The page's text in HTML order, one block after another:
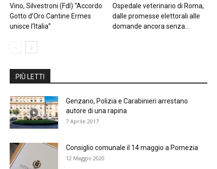
Vino, Silvestroni (FdI) “Accordo
Gotto d’Oro Cantine Ermes
unisce l’Italia”
Ospedale veterinario di Roma,
dalle promesse elettorali alle
domande ancora senza...
PIÙ LETTI
Genzano, Polizia e Carabinieri arrestano
autore di una rapina
7 Aprile 2017
Consiglio comunale il 14 maggio a Pomezia
12 Maggio 2020